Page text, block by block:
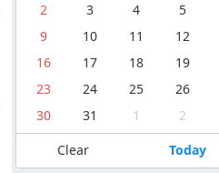
2
3 4 5
9
10 11 12
16
17 18 19
23
24 25 26
30
31 1 2
Clear
Today